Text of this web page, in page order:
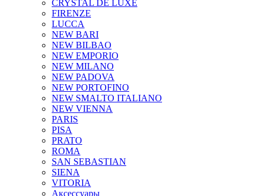
CRYSTAL DE LUXE
FIRENZE
LUCCA
NEW BARI
NEW BILBAO
NEW EMPORIO
NEW MILANO
NEW PADOVA
NEW PORTOFINO
NEW SMALTO ITALIANO
NEW VIENNA
PARIS
PISA
PRATO
ROMA
SAN SEBASTIAN
SIENA
VITORIA
Аксессуары